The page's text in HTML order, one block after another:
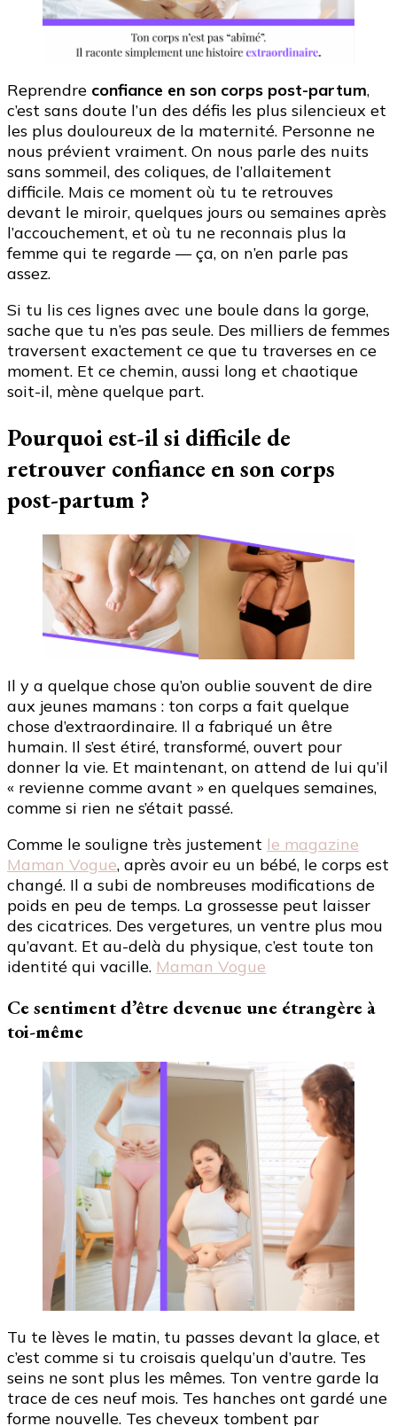
Reprendre confiance en son corps post-partum,
c’est sans doute l’un des défis les plus silencieux et
les plus douloureux de la maternité. Personne ne
nous prévient vraiment. On nous parle des nuits
sans sommeil, des coliques, de l’allaitement
difficile. Mais ce moment où tu te retrouves
devant le miroir, quelques jours ou semaines après
l’accouchement, et où tu ne reconnais plus la
femme qui te regarde — ça, on n’en parle pas
assez.
Si tu lis ces lignes avec une boule dans la gorge,
sache que tu n’es pas seule. Des milliers de femmes
traversent exactement ce que tu traverses en ce
moment. Et ce chemin, aussi long et chaotique
soit-il, mène quelque part.
Pourquoi est-il si difficile de
retrouver confiance en son corps
post-partum ?
Il y a quelque chose qu’on oublie souvent de dire
aux jeunes mamans : ton corps a fait quelque
chose d’extraordinaire. Il a fabriqué un être
humain. Il s’est étiré, transformé, ouvert pour
donner la vie. Et maintenant, on attend de lui qu’il
« revienne comme avant » en quelques semaines,
comme si rien ne s’était passé.
Comme le souligne très justement le magazine
Maman Vogue, après avoir eu un bébé, le corps est
changé. Il a subi de nombreuses modifications de
poids en peu de temps. La grossesse peut laisser
des cicatrices. Des vergetures, un ventre plus mou
qu’avant. Et au-delà du physique, c’est toute ton
identité qui vacille. Maman Vogue
Ce sentiment d’être devenue une étrangère à
toi-même
Tu te lèves le matin, tu passes devant la glace, et
c’est comme si tu croisais quelqu’un d’autre. Tes
seins ne sont plus les mêmes. Ton ventre garde la
trace de ces neuf mois. Tes hanches ont gardé une
forme nouvelle. Tes cheveux tombent par